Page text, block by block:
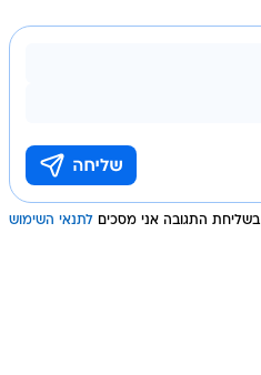
בשליחת התגובה אני מסכים לתנאי השימוש